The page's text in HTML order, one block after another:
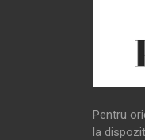
Pentru
la